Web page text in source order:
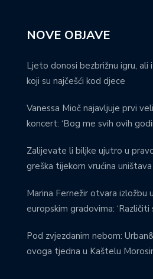
NOVE OBJAVE
Ljeto donosi bezbrižnu igru, ali
koji su najčešći kod djece
Vanessa Mioč najavljuje prvi
koncert: ‘Bog me svih ovih
Zalijevate li biljke ujutro u
greška tijekom vrućina
Marina Fernežir otvara izložbu
europskim gradovima: ‘Različiti
Pod zvjezdanim nebom:
ovoga tjedna u Kaštelu